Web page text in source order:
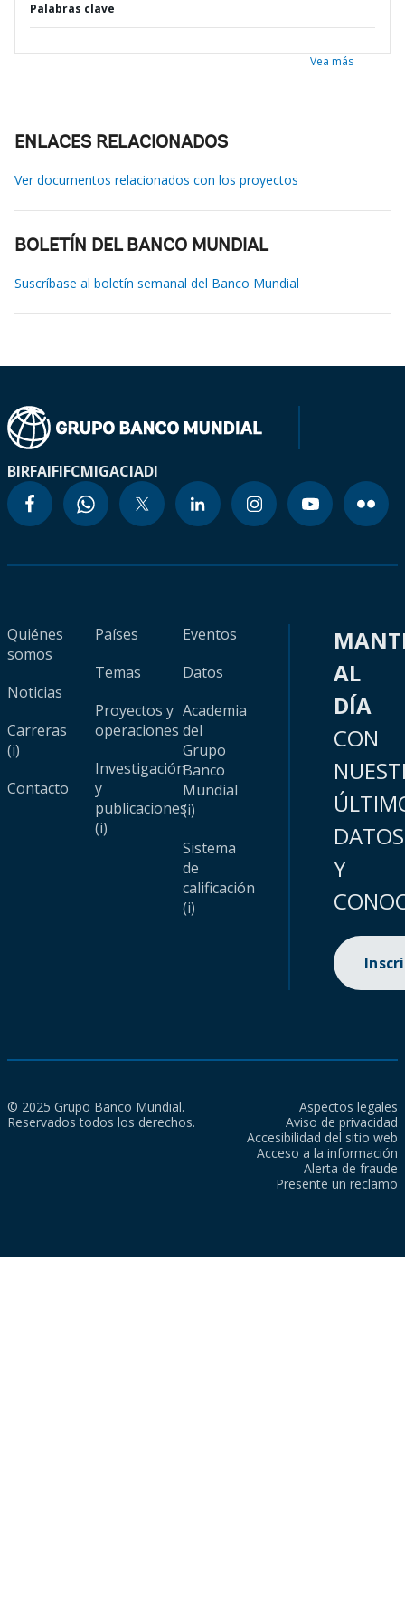
Palabras clave
Vea más
ENLACES RELACIONADOS
Ver documentos relacionados con los proyectos
BOLETÍN DEL BANCO MUNDIAL
Suscríbase al boletín semanal del Banco Mundial
BIRFAIFIFCMIGACIADI
Quiénes
somos
Noticias
Carreras
(i)
Contacto
Países
Temas
Proyectos y
operaciones
Investigación
y
publicaciones
(i)
Eventos
Datos
Academia
del
Grupo
Banco
Mundial
(i)
Sistema
de
calificación
(i)
AL
DÍA
CON
DATOS
Y
© 2025 Grupo Banco Mundial.
Reservados todos los derechos.
Aspectos legales
Aviso de privacidad
Accesibilidad del sitio web
Acceso a la información
Alerta de fraude
Presente un reclamo